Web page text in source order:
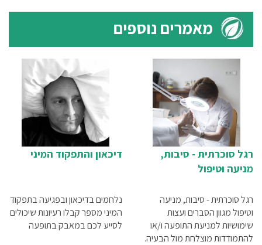
מאמרים נוספים
דיכאון והתפקוד המיני
נלחמים בדיכאון ובפגיעה בתפקוד
המיני מספר קבלו רעיונות שיכולים
לסייע לכם במאבק בתופעה
רגל סוכרתית - סיבות,
מניעה וטיפול
רגל סוכרתית - סיבות, מניעה
וטיפול מגוון הסברים ועצות
שימושיות למניעת התופעה ו/או
להתמודדות מוצלחת מול הבעיה.